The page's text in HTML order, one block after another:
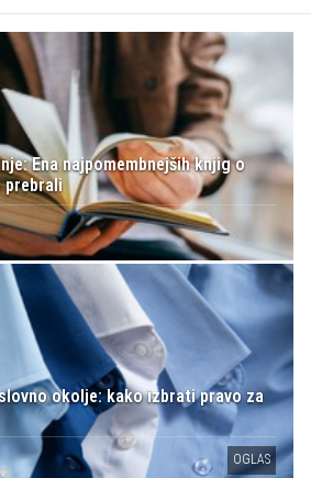
Ena najpomembnejših knjig o
prebrali
okolje: kako izbrati pravo za
OGLAS